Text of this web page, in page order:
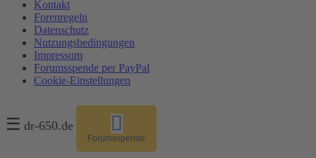
Kontakt
Forenregeln
Datenschutz
Nutzungsbedingungen
Impressum
Forumsspende per PayPal
Cookie-Einstellungen
☰ dr-650.de
Forumsspende